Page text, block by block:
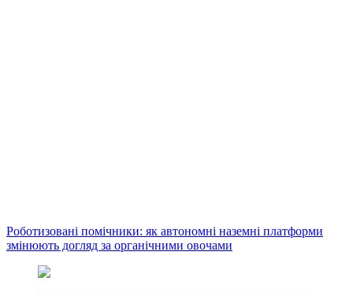
Роботизовані помічники: як автономні наземні платформи
змінюють догляд за органічними овочами